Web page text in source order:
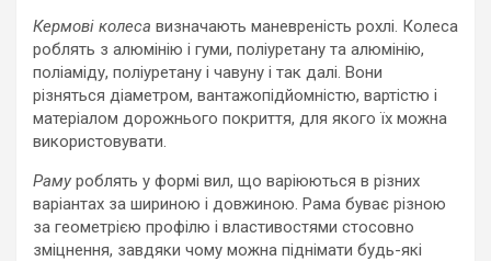
Кермові колеса визначають маневреність рохлі. Колеса
роблять з алюмінію і гуми, поліуретану та алюмінію,
поліаміду, поліуретану і чавуну і так далі. Вони
різняться діаметром, вантажопідйомністю, вартістю і
матеріалом дорожнього покриття, для якого їх можна
використовувати.
Раму роблять у формі вил, що варіюються в різних
варіантах за шириною і довжиною. Рама буває різною
за геометрією профілю і властивостями стосовно
зміцнення, завдяки чому можна піднімати будь-які